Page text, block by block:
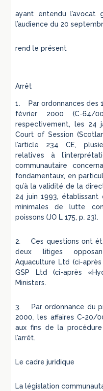
ayant entendu l’avocat
l’audience du 20
rend le présent
Arrêt
1. Par ordonnances des
février 2000 (C-64/
respectivement, les 24
Court of Session
l’article 234 CE,
relatives à
communautaire
fondamentaux, en
qu’à la validité de la
24 juin 1993, établissant
minimales de lutte
poissons (JO L 175, p. 23).
2. Ces questions ont
deux litiges
Aquaculture Ltd (ci-
GSP Ltd (ci-après
Ministers.
3. Par ordonnance du
2000, les affaires C-
aux fins de la
l’arrêt.
Le cadre juridique
La législation